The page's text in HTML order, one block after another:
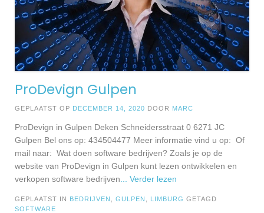
ProDevign Gulpen
GEPLAATST OP DECEMBER 14, 2020 DOOR MARC
ProDevign in Gulpen Deken Schneidersstraat 0 6271 JC
Gulpen Bel ons op: 434504477 Meer informatie vind u op: Of
mail naar: Wat doen software bedrijven? Zoals je op de
website van ProDevign in Gulpen kunt lezen ontwikkelen en
verkopen software bedrijven ... Verder lezen
GEPLAATST IN BEDRIJVEN GULPEN LIMBURG GETAGD
SOFTWARE